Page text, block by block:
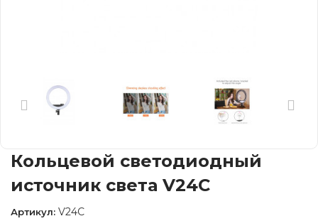
Кольцевой светодиодный
источник света V24C
Артикул: V24C